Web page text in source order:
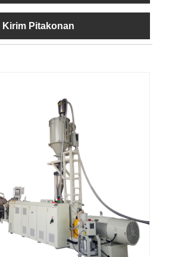
Kirim Pitakonan